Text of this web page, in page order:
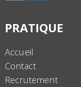
PRATIQUE
Accueil
Contact
Recrutement